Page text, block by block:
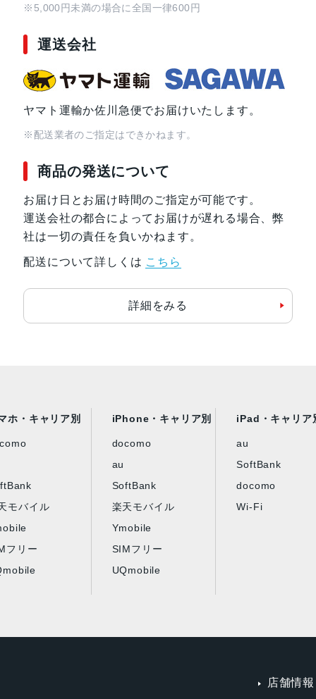
※5,000円未満の場合に全国一律600円
運送会社
ヤマト運輸か佐川急便でお届けいたします。
※配送業者のご指定はできかねます。
商品の発送について
お届け日とお届け時間のご指定が可能です。
運送会社の都合によってお届けが遅れる場合、弊
社は一切の責任を負いかねます。
配送について詳しくは こちら
詳細をみる
ホ・キャリア別
モバイル
フリー
iPhone・キャリア別
docomo
au
SoftBank
楽天モバイル
Ymobile
SIMフリー
UQmobile
iPad・キャリア
au
SoftBank
docomo
Wi-Fi
店舗情報